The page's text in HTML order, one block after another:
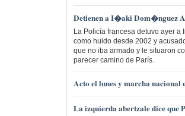
Detienen a I�aki Dom�nguez
La Policía francesa detuvo ayer
como huido desde 2002 y
que no iba armado y le situaron
parecer camino de París.
Acto el lunes y marcha
La izquierda abertzale dice que